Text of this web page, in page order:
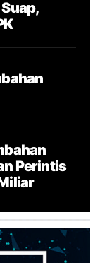
Perintis